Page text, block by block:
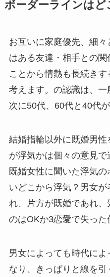
ボーダーラインはど
お互いに家庭優先、細
はある友達・相手との
ことから情熱も長続き
考えます。の認識は、一
次に50代、60代と40代
結婚指輪以外に既婚男
が浮気かは個々の意見
既婚女性に聞いた浮気
いどこから浮気？男女
れ、片方が既婚であれ
のはOKか3恋愛で失った
男女によっても時代に
なり、きっぱりと線を